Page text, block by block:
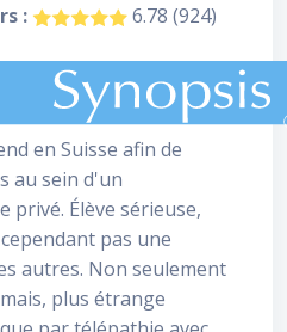
:
6.78 (924)
en Suisse afin de
au sein d'un
privé. Élève sérieuse,
pas une
autres. Non seulement
plus étrange